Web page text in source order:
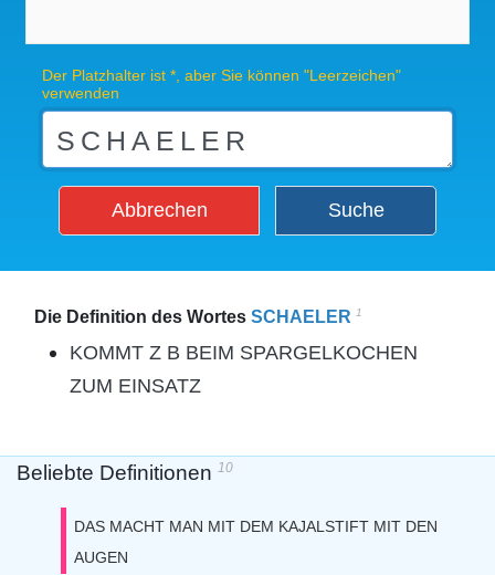
Der Platzhalter ist *, aber Sie können "Leerzeichen"
verwenden
Abbrechen Suche
Die Definition des Wortes SCHAELER 1
KOMMT Z B BEIM SPARGELKOCHEN
ZUM EINSATZ
Beliebte Definitionen 10
DAS MACHT MAN MIT DEM KAJALSTIFT MIT DEN
AUGEN